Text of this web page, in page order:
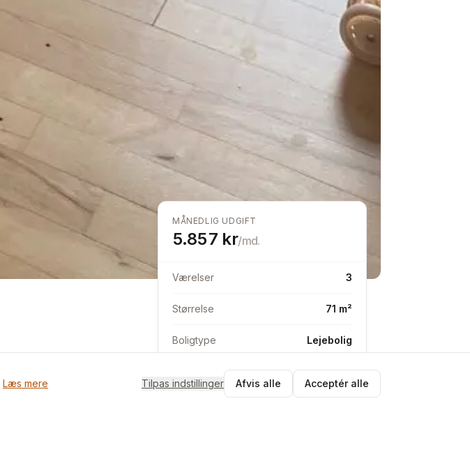
MÅNEDLIG UDGIFT
5.857 kr/md.
Værelser 3
Størrelse 71 m²
Boligtype Lejebolig
Send besked
Læs mere Tilpas indstillinger Afvis alle Acceptér alle